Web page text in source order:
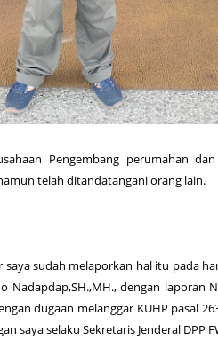
Pengembang perumahan
telah ditandatangani orang lain.
saya sudah melaporkan hal itu pada
Nadapdap,SH.,MH., dengan laporan
dugaan melanggar KUHP pasal
saya selaku Sekretaris Jenderal DPP